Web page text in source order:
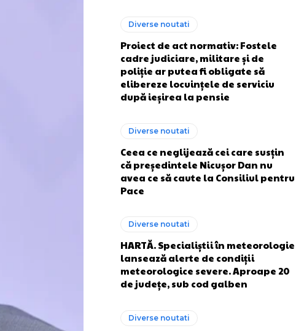
Diverse noutati
Proiect de act normativ: Fostele
cadre judiciare, militare și de
poliție ar putea fi obligate să
elibereze locuințele de serviciu
după ieșirea la pensie
Diverse noutati
Ceea ce neglijează cei care susțin
că președintele Nicușor Dan nu
avea ce să caute la Consiliul pentru
Pace
Diverse noutati
HARTĂ. Specialiștii în meteorologie
lansează alerte de condiții
meteorologice severe. Aproape 20
de județe, sub cod galben
Diverse noutati